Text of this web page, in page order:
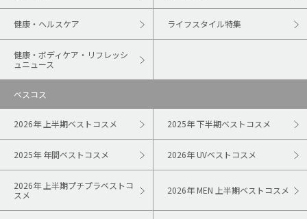
健康・ヘルスケア ライフスタイル特集
健康・ボディケア・リフレッシ
ュニュース
ベスコス
2026年 上半期ベストコスメ 2025年 下半期ベストコスメ
2025年 年間ベストコスメ 2026年 UVベストコスメ
2026年 上半期プチプラベストコ
スメ
2026年 MEN 上半期ベストコスメ